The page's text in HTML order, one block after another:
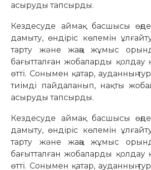
асыруды тапсырды.
Кездесуде аймақ басшысы
дамыту, өндіріс көлемін
тарту және жаңа жұмыс
бағытталған жобаларды қолдау
өтті. Сонымен қатар, ауданның
тиімді пайдаланып, нақты
асыруды тапсырды.
Кездесуде аймақ басшысы
дамыту, өндіріс көлемін
тарту және жаңа жұмыс
бағытталған жобаларды қолдау
өтті. Сонымен қатар, ауданның